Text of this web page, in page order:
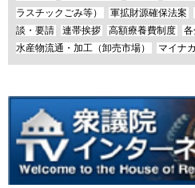
ラスチックごみ等）
軍拡財源確保法案
談・要請
連帯挨拶 高額療養費制度
水産物流通・加工（卸売市場）
マイナ